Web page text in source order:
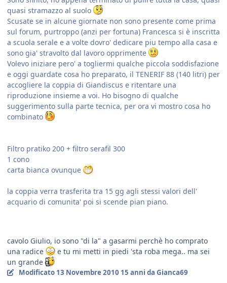
quasi stramazzo al suolo
Scusate se in alcune giornate non sono presente come prima
sul forum, purtroppo (anzi per fortuna) Francesca si è inscritta
a scuola serale e a volte dovro' dedicare piu tempo alla casa e
sono gia' stravolto dal lavoro opprimente
Volevo iniziare pero' a togliermi qualche piccola soddisfazione
e oggi guardate cosa ho preparato, il TENERIF 88 (140 litri) per
accogliere la coppia di Giandiscus e ritentare una
riproduzione insieme a voi. Ho bisogno di qualche
suggerimento sulla parte tecnica, per ora vi mostro cosa ho
combinato
Filtro pratiko 200 + filtro serafil 300
1 cono
carta bianca ovunque
la coppia verra trasferita tra 15 gg agli stessi valori dell'
acquario di comunita' poi si scende pian piano.
cavolo Giulio, io sono "di la" a gasarmi perchè ho comprato
una radice
e tu mi metti in piedi 'sta roba mega.. ma sei
un grande
Modificato 13 Novembre 2010 15 anni da Gianca69